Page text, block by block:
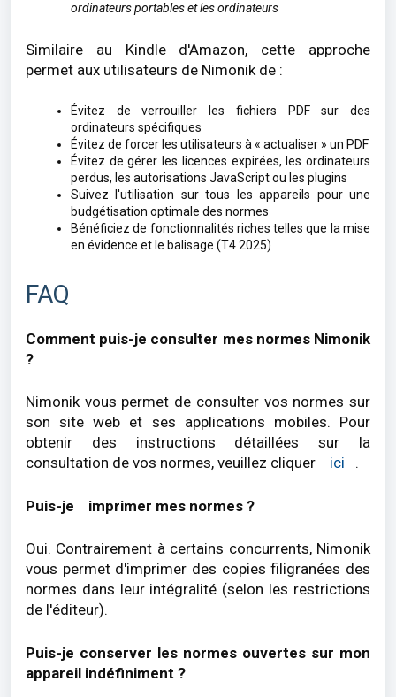
ordinateurs portables et les ordinateurs
Similaire au Kindle d'Amazon, cette approche
permet aux utilisateurs de Nimonik de :
Évitez de verrouiller les fichiers PDF sur des
ordinateurs spécifiques
Évitez de forcer les utilisateurs à « actualiser » un PDF
Évitez de gérer les licences expirées, les ordinateurs
perdus, les autorisations JavaScript ou les plugins
Suivez l'utilisation sur tous les appareils pour une
budgétisation optimale des normes
Bénéficiez de fonctionnalités riches telles que la mise
en évidence et le balisage (T4 2025)
FAQ
Comment puis-je consulter mes normes Nimonik
?
Nimonik vous permet de consulter vos normes sur
son site web et ses applications mobiles. Pour
obtenir des instructions détaillées sur la
consultation de vos normes, veuillez cliquer ici .
Puis-je imprimer mes normes ?
Oui. Contrairement à certains concurrents, Nimonik
vous permet d'imprimer des copies filigranées des
normes dans leur intégralité (selon les restrictions
de l'éditeur).
Puis-je conserver les normes ouvertes sur mon
appareil indéfiniment ?